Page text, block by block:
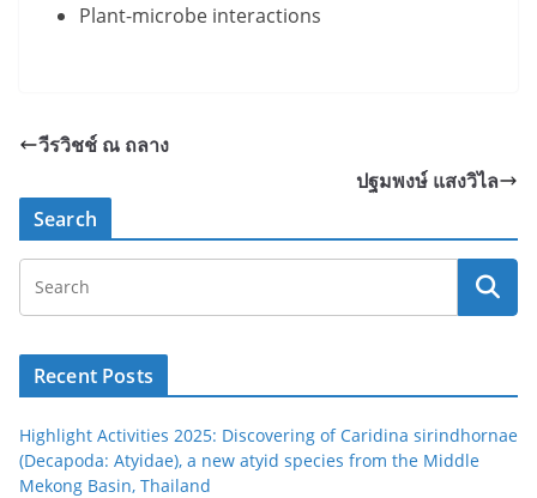
Plant-microbe interactions
วีรวิชช์ ณ ถลาง
ปฐมพงษ์ แสงวิไล
Search
Recent Posts
Highlight Activities 2025: Discovering of Caridina sirindhornae
(Decapoda: Atyidae), a new atyid species from the Middle
Mekong Basin, Thailand